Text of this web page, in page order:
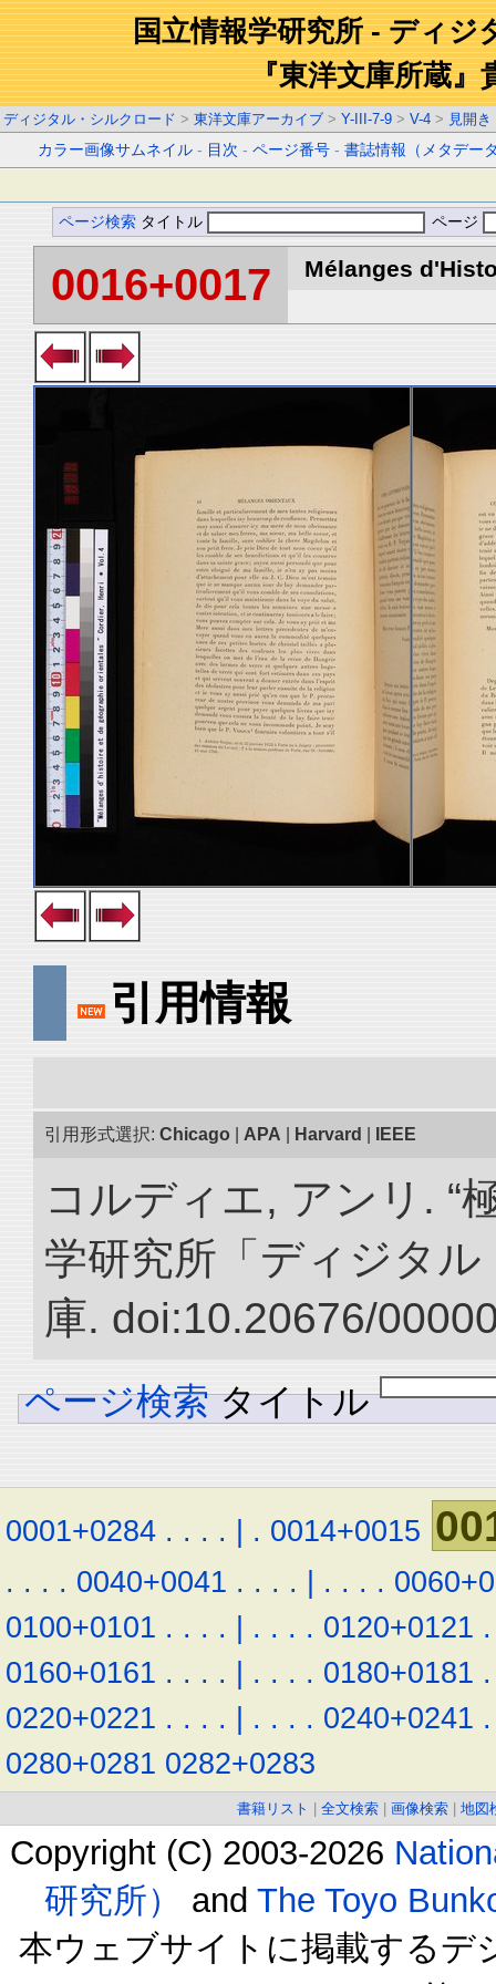
国立情報学研究所 - ディジ
『東洋文庫所蔵』
ディジタル・シルクロード > 東洋文庫アーカイブ > Y-III-7-9 > V-4 > 見開き
カラー画像サムネイル - 目次 -ページ番号 -書誌情報（メタデー
ページ検索 タイトル ページ
0016+0017 Mélanges
引用情報
引用形式選択: Chicago APA Harvard IEEE
コルディエ, アンリ. “
学研究所「ディジタ
庫. doi:10.20676/
ページ検索 タイトル
0001+0284 . . . . | . 0014+0015
. . . . 0040+0041 . . . . | . . . .
0100+0101 . . . . | . . . . 0120+0121 .
0160+0161 . . . . | . . . . 0180+0181 .
0220+0221 . . . . | . . . . 0240+0241 .
0280+0281 0282+0283
書籍リスト 全文検索 画像検索 地図
Copyright (C) 2003-2026
研究所）
and The Toyo
本ウェブサイトに掲載するデ